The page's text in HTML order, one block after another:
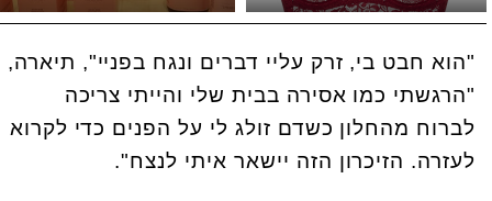
"הוא חבט בי, זרק עליי דברים ונגח בפניי", תיארה,
"הרגשתי כמו אסירה בבית שלי והייתי צריכה
לברוח מהחלון כשדם זולג לי על הפנים כדי לקרוא
לעזרה. הזיכרון הזה יישאר איתי לנצח".